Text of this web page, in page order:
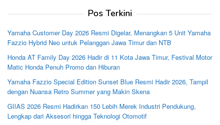
Pos Terkini
Yamaha Customer Day 2026 Resmi Digelar, Menangkan 5 Unit Yamaha
Fazzio Hybrid Neo untuk Pelanggan Jawa Timur dan NTB
Honda AT Family Day 2026 Hadir di 11 Kota Jawa Timur, Festival Motor
Matic Honda Penuh Promo dan Hiburan
Yamaha Fazzio Special Edition Sunset Blue Resmi Hadir 2026, Tampil
dengan Nuansa Retro Summer yang Makin Skena
GIIAS 2026 Resmi Hadirkan 150 Lebih Merek Industri Pendukung,
Lengkap dari Aksesori hingga Teknologi Otomotif